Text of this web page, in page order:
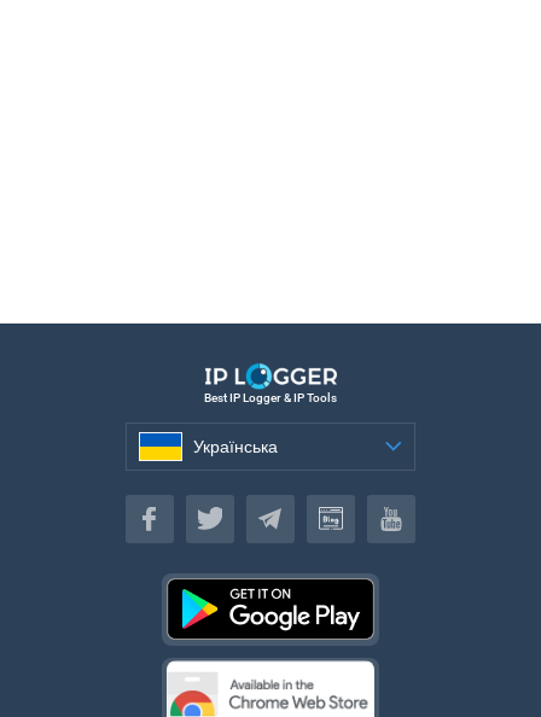
Best IP Logger & IP Tools
Українська
Українська